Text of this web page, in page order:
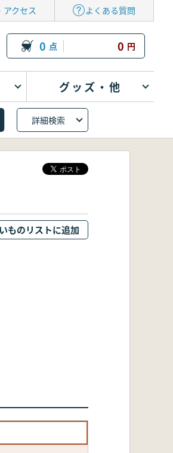
アクセス よくある質問
0 点 0 円
グッズ・他
詳細検索
ものリストに追加